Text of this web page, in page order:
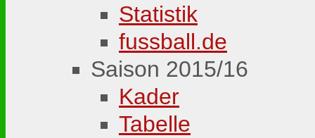
Statistik
fussball.de
Saison 2015/16
Kader
Tabelle